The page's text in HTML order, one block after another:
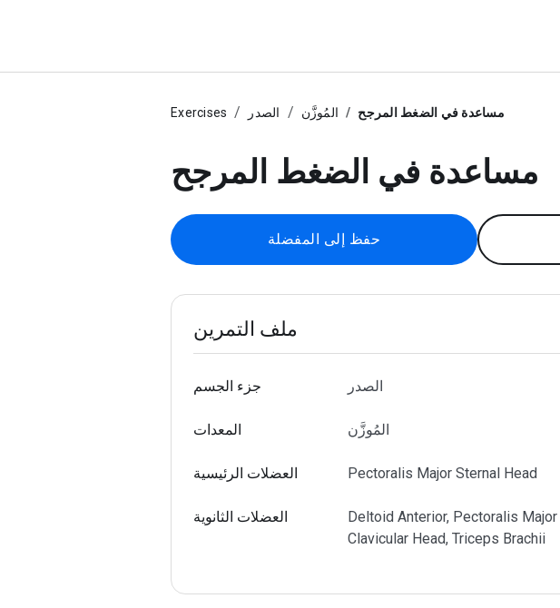
Exercises الصدر المُوزَّن مساعدة في الضغط المرجح
مساعدة في الضغط المرجح
حفظ إلى المفضلة
ملف التمرين
جزء الجسم الصدر
المعدات المُوزَّن
العضلات الرئيسية Pectoralis Major Sternal Head
العضلات الثانوية
Deltoid Anterior, Pectoralis Major
Clavicular Head, Triceps Brachii